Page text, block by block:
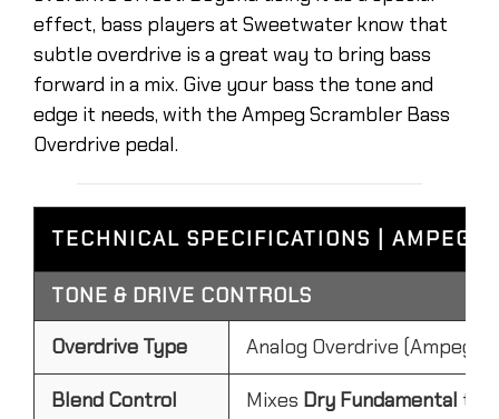
effect, bass players at Sweetwater know that
subtle overdrive is a great way to bring bass
forward in a mix. Give your bass the tone and
edge it needs, with the Ampeg Scrambler Bass
Overdrive pedal.
TECHNICAL SPECIFICATIONS | AMPEG
TONE & DRIVE CONTROLS
Overdrive Type
Analog Overdrive (Ampeg
Blend Control
Mixes Dry Fundamental